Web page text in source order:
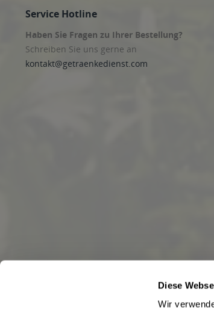
Diese
Wir
Service Hotline
Haben Sie Fragen zu Ihrer Bestellung?
Schreiben Sie uns gerne an
kontakt@getraenkedienst.com